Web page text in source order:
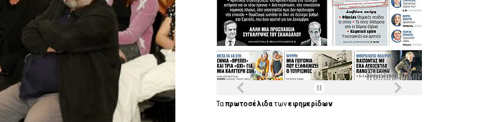
Ταπρωτοσέλιδατωνεφημερίδων